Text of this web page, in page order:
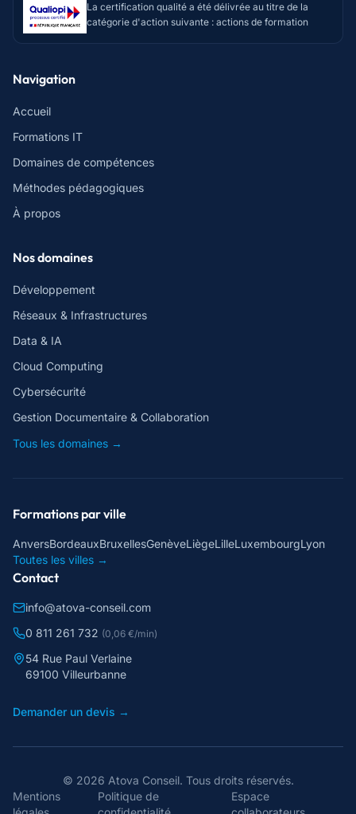
La certification qualité a été délivrée au titre de la
catégorie d'action suivante : actions de formation
Navigation
Accueil
Formations IT
Domaines de compétences
Méthodes pédagogiques
À propos
Nos domaines
Développement
Réseaux & Infrastructures
Data & IA
Cloud Computing
Cybersécurité
Gestion Documentaire & Collaboration
Tous les domaines →
Formations par ville
AnversBordeauxBruxellesGenèveLiègeLilleLuxembourgLyon
Toutes les villes →
Contact
info@atova-conseil.com
0 811 261 732 (0,06 €/min)
54 Rue Paul Verlaine
69100 Villeurbanne
Demander un devis →
© 2026 Atova Conseil. Tous droits réservés.
Mentions
Politique de
Espace